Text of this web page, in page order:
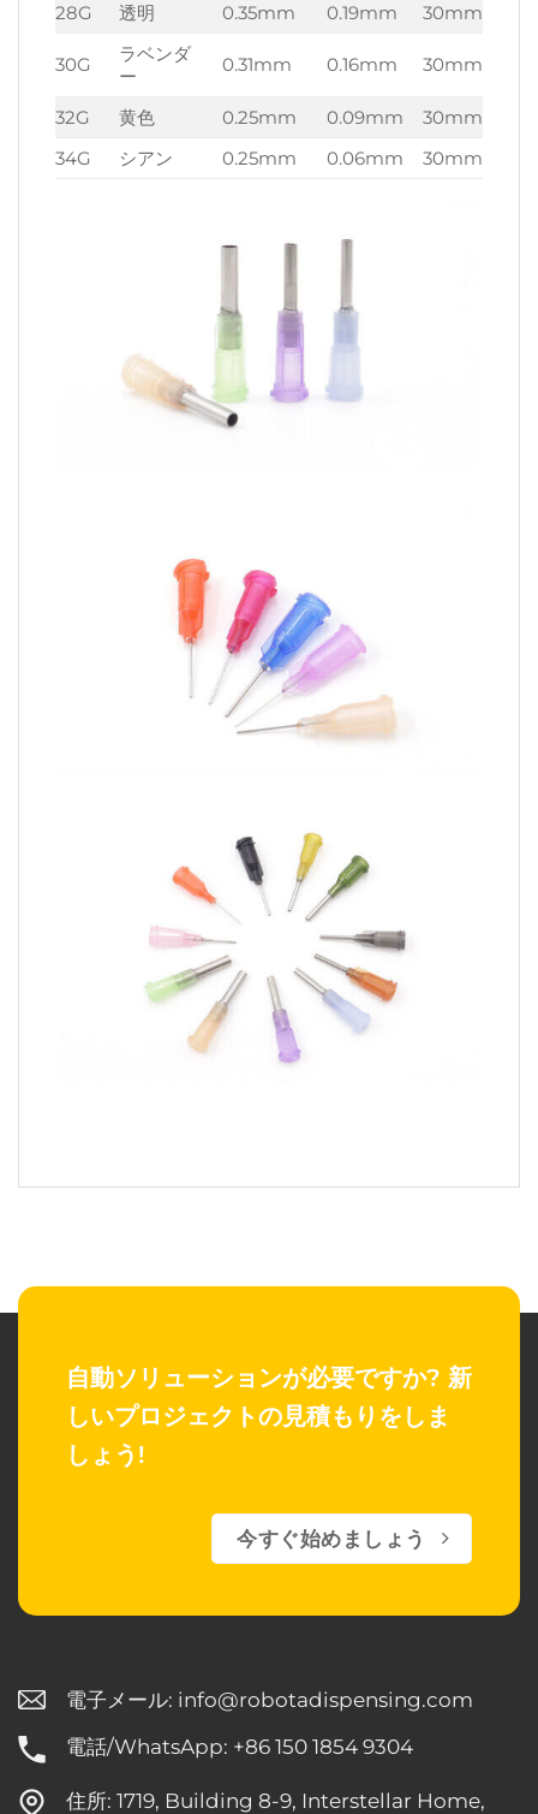
28G 透明 0.35mm 0.19mm 30mm
30G
ラベンダ
ー
0.31mm 0.16mm 30mm
32G 黄色 0.25mm 0.09mm
30mm
34G
シアン 0.25mm 0.06mm 30mm
自動ソリューションが必要ですか? 新
しいプロジェクトの見積もりをしま
しょう!
今すぐ始めましょう
電子メール: info@robotadispensing.com
電話/WhatsApp: +86 150 1854 9304
住所: 1719, Building 8-9, Interstellar Home,